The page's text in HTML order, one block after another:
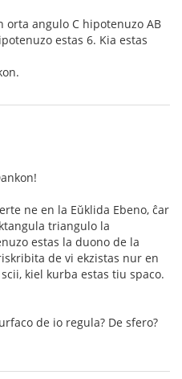
orta angulo C hipotenuzo AB
estas 6. Kia estas
ne en la Eŭklida Ebeno, ĉar
triangulo la
estas la duono de la
de vi ekzistas nur en
kiel kurba estas tiu spaco.
de io regula? De sfero?